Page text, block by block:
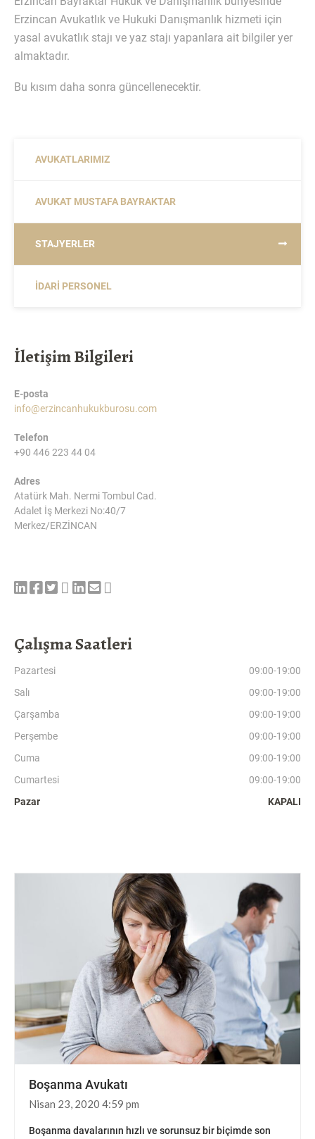
Erzincan Avukatlık ve Hukuki Danışmanlık hizmeti için
yasal avukatlık stajı ve yaz stajı yapanlara ait bilgiler yer
almaktadır.
Bu kısım daha sonra güncellenecektir.
AVUKATLARIMIZ
AVUKAT MUSTAFA BAYRAKTAR
STAJYERLER
İDARI PERSONEL
İletişim Bilgileri
E-posta
info@erzincanhukukburosu.com
Telefon
+90 446 223 44 04
Adres
Atatürk Mah. Nermi Tombul Cad.
Adalet İş Merkezi No:40/7
Merkez/ERZİNCAN
Çalışma Saatleri
Pazartesi
09:00-19:00
Salı
09:00-19:00
Çarşamba
09:00-19:00
Perşembe
09:00-19:00
Cuma
09:00-19:00
Cumartesi
09:00-19:00
Pazar
KAPALI
Boşanma Avukatı
Nisan 23, 2020 4:59 pm
Boşanma davalarının hızlı ve sorunsuz bir biçimde son